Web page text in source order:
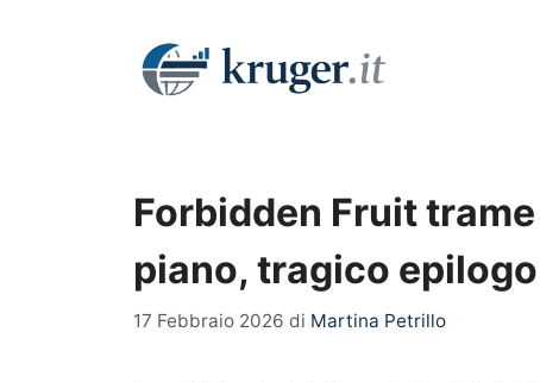
Forbidden Fruit
piano, tragico epilogo
17 Febbraio 2026 di Martina Petrillo